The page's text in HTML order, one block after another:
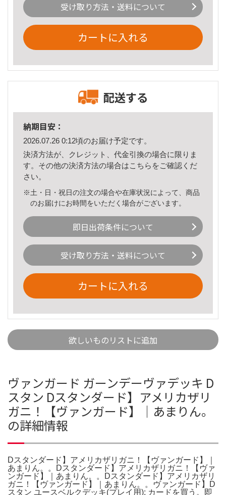
受け取り方法・送料について
カートに入れる
配送する
納期目安：
2026.07.26 0:12頃のお届け予定です。
決済方法が、クレジット、代金引換の場合に限りま
す。その他の決済方法の場合はこちら をご確認くだ
さい。
※土・日・祝日の注文の場合や在庫状況によって、商品
のお届けにお時間をいただく場合がございます。
即日出荷条件について
受け取り方法・送料について
カートに入れる
欲しいものリストに追加
ヴァンガード ガーンデーヴァデッキ D
スタン Dスタンダード】アメリカザリ
ガニ！【ヴァンガード】｜あまりん。
の詳細情報
Dスタンダード】アメリカザリガニ！【ヴァンガード】｜
あまりん。。Dスタンダード】アメリカザリガニ！【ヴァ
ンガード】｜あまりん。。Dスタンダード】アメリカザリ
ガニ！【ヴァンガード】｜あまりん。。ヴァンガード】D
スタン ユースベルクデッキ(プレイ用): カードを買う。即